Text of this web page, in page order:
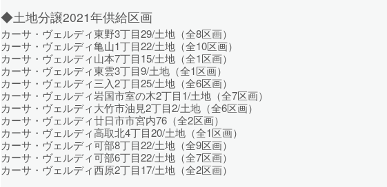
◆土地分譲2021年供給区画
カーサ・ヴェルディ東野3丁目29/土地（全8区画）
カーサ・ヴェルディ亀山1丁目22/土地（全10区画）
カーサ・ヴェルディ山本7丁目15/土地（全1区画）
カーサ・ヴェルディ東雲3丁目9/土地（全1区画）
カーサ・ヴェルディ三入2丁目25/土地（全6区画）
カーサ・ヴェルディ岩国市室の木2丁目1/土地（全7区画）
カーサ・ヴェルディ大竹市油見2丁目2/土地（全6区画）
カーサ・ヴェルディ廿日市市宮内76（全2区画）
カーサ・ヴェルディ高取北4丁目20/土地（全1区画）
カーサ・ヴェルディ可部8丁目22/土地（全9区画）
カーサ・ヴェルディ可部6丁目22/土地（全7区画）
カーサ・ヴェルディ西原2丁目17/土地（全2区画）